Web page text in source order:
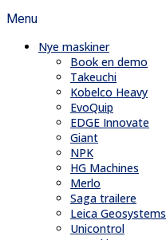
Menu
Nye maskiner
Book en demo
Takeuchi
Kobelco Heavy
EvoQuip
EDGE Innovate
Giant
NPK
HG Machines
Merlo
Saga trailere
Leica Geosystems
Unicontrol